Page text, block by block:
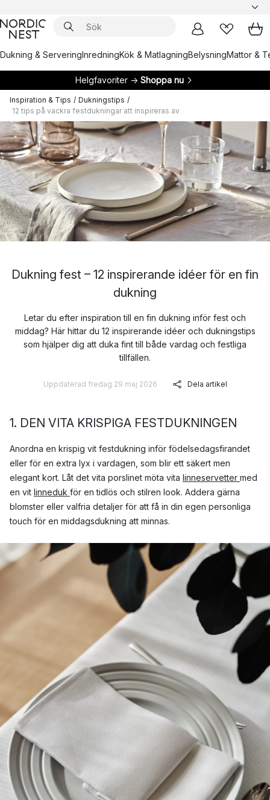
Dukning & ServeringInredningKök & MatlagningBelysningMattor &
Helgfavoriter → Shoppa nu
Inspiration & Tips / Dukningstips /
12 tips på vackra festdukningar att inspireras av
Dukning fest – 12 inspirerande idéer för en fin
dukning
Letar du efter inspiration till en fin dukning inför fest och
middag? Här hittar du 12 inspirerande idéer och dukningstips
som hjälper dig att duka fint till både vardag och festliga
tillfällen.
Uppdaterad fredag 29 maj 2026 Dela artikel
1. DEN VITA KRISPIGA FESTDUKNINGEN
Anordna en krispig vit festdukning inför födelsedagsfirandet
eller för en extra lyx i vardagen, som blir ett säkert men
elegant kort. Låt det vita porslinet möta vita linneservetter med
en vit linneduk för en tidlös och stilren look. Addera gärna
blomster eller valfria detaljer för att få in din egen personliga
touch för en middagsdukning att minnas.